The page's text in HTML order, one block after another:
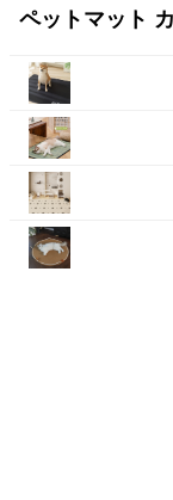
ペットマット